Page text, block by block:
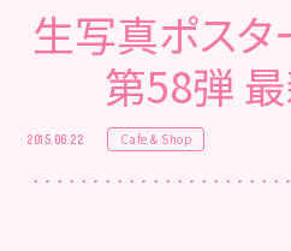
生写真ポスタ
第58弾 最
2015.06.22 Cafe & Shop